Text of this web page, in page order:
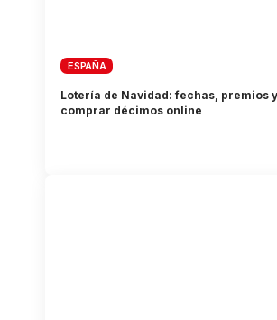
ESPAÑA
Lotería de Navidad: fechas, premios
comprar décimos online